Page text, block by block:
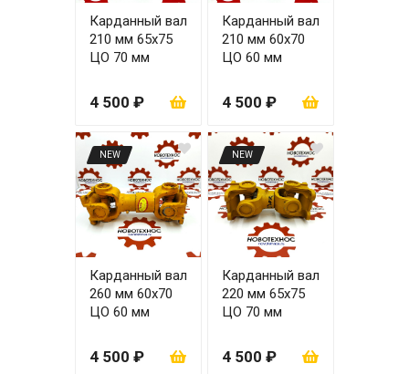
Карданный вал
210 мм 65х75
ЦО 70 мм
4 500 ₽
Карданный вал
210 мм 60х70
ЦО 60 мм
4 500 ₽
NEW
Карданный вал
260 мм 60х70
ЦО 60 мм
4 500 ₽
NEW
Карданный вал
220 мм 65х75
ЦО 70 мм
4 500 ₽